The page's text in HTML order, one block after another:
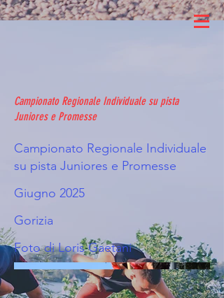
Campionato Regionale Individuale su pista
Juniores e Promesse
Campionato Regionale Individuale
su pista Juniores e Promesse
Giugno 2025
Gorizia
Foto di Loris Gaetani